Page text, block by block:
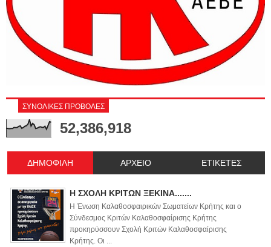
ΣΥΝΟΛΙΚΕΣ ΠΡΟΒΟΛΕΣ
52,386,918
ΔΗΜΟΦΙΛΗ ΑΡΧΕΙΟ ΕΤΙΚΕΤΕΣ
Η ΣΧΟΛΗ ΚΡΙΤΩΝ ΞΕΚΙΝΑ.......
Η Ένωση Καλαθοσφαιρικών Σωματείων Κρήτης και ο
Σύνδεσμος Κριτών Καλαθοσφαίρισης Κρήτης
προκηρύσσουν Σχολή Κριτών Καλαθοσφαίρισης
Κρήτης. Οι ...